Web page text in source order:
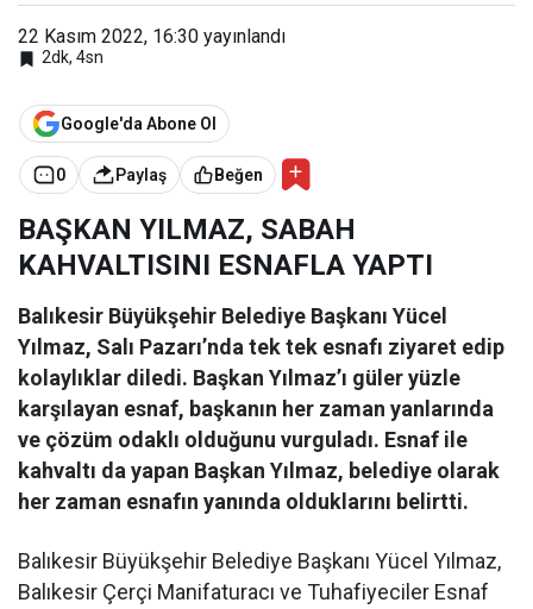
22 Kasım 2022, 16:30 yayınlandı
2dk, 4sn
Google'da Abone Ol
0 Paylaş Beğen
BAŞKAN YILMAZ, SABAH
KAHVALTISINI ESNAFLA YAPTI
Balıkesir Büyükşehir Belediye Başkanı Yücel
Yılmaz, Salı Pazarı’nda tek tek esnafı ziyaret edip
kolaylıklar diledi. Başkan Yılmaz’ı güler yüzle
karşılayan esnaf, başkanın her zaman yanlarında
ve çözüm odaklı olduğunu vurguladı. Esnaf ile
kahvaltı da yapan Başkan Yılmaz, belediye olarak
her zaman esnafın yanında olduklarını belirtti.
Balıkesir Büyükşehir Belediye Başkanı Yücel Yılmaz,
Balıkesir Çerçi Manifaturacı ve Tuhafiyeciler Esnaf